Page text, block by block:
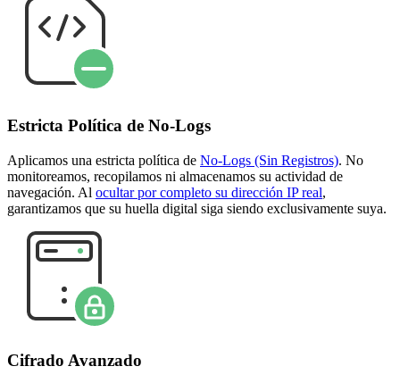
Estricta Política de No-Logs
Aplicamos una estricta política de No-Logs (Sin Registros). No
monitoreamos, recopilamos ni almacenamos su actividad de
navegación. Al ocultar por completo su dirección IP real,
garantizamos que su huella digital siga siendo exclusivamente suya.
Cifrado Avanzado